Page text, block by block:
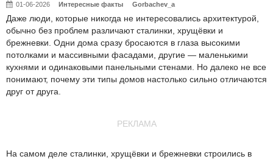
01-06-2026 Интересные факты Gorbachev_a
Даже люди, которые никогда не интересовались архитектурой,
обычно без проблем различают сталинки, хрущёвки и
брежневки. Одни дома сразу бросаются в глаза высокими
потолками и массивными фасадами, другие — маленькими
кухнями и одинаковыми панельными стенами. Но далеко не все
понимают, почему эти типы домов настолько сильно отличаются
друг от друга.
РЕКЛАМА
На самом деле сталинки, хрущёвки и брежневки строились в